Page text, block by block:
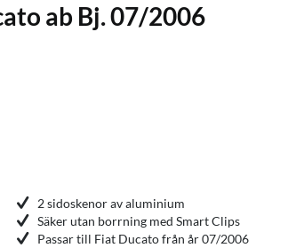
ab Bj. 07/2006
2 sidoskenor av aluminium
Säker utan borrning med Smart Clips
Passar till Fiat Ducato från år 07/2006